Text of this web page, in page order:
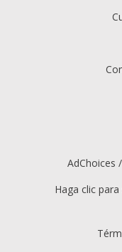
AdChoices
Haga clic